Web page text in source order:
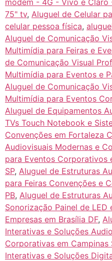
75" tv, Aluguel de Celular
celular pessoa física,
Aluguel de Comunicação
Multimídia para Feiras e
de Comunicação Visual
Multimídia para Eventos e
Aluguel de Comunicação
Multimídia para Eventos
Aluguel de Equipamentos
TVs Touch Notebook e
Convenções em Fortaleza
Audiovisuais Modernas e
para Eventos Corporativos
SP, Aluguel de Estruturas
para Feiras Convenções e
PB, Aluguel de Estruturas
Sonorização Painel de
Empresas em Brasília DF,
Interativas e Soluções
Corporativas em Campinas
Interativas e Soluções